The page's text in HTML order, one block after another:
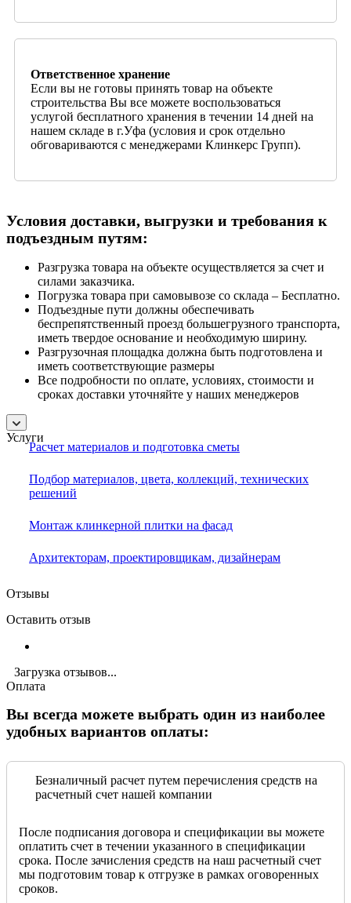
Ответственное хранение
Если вы не готовы принять товар на объекте
строительства Вы все можете воспользоваться
услугой бесплатного хранения в течении 14 дней на
нашем складе в г.Уфа (условия и срок отдельно
обговариваются с менеджерами Клинкерс Групп).
Условия доставки, выгрузки и требования к
подъездным путям:
Разгрузка товара на объекте осуществляется за счет и
силами заказчика.
Погрузка товара при самовывозе со склада – Бесплатно.
Подъездные пути должны обеспечивать
беспрепятственный проезд большегрузного транспорта,
иметь твердое основание и необходимую ширину.
Разгрузочная площадка должна быть подготовлена и
иметь соответствующие размеры
Все подробности по оплате, условиях, стоимости и
сроках доставки уточняйте у наших менеджеров
Услуги
Расчет материалов и подготовка сметы
Подбор материалов, цвета, коллекций, технических
решений
Монтаж клинкерной плитки на фасад
Архитекторам, проектировщикам, дизайнерам
Отзывы
Оставить отзыв
Загрузка отзывов...
Оплата
Вы всегда можете выбрать один из наиболее
удобных вариантов оплаты:
Безналичный расчет путем перечисления средств на
расчетный счет нашей компании
После подписания договора и спецификации вы можете
оплатить счет в течении указанного в спецификации
срока. После зачисления средств на наш расчетный счет
мы подготовим товар к отгрузке в рамках оговоренных
сроков.